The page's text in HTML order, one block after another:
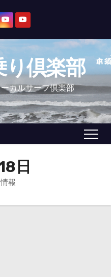
り倶楽部
カルサーフ倶楽部
日
報